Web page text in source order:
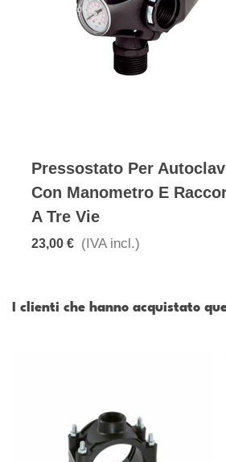
Pressostato Per
Con Manometro E
A Tre Vie
23,00 € (IVA incl.)
I clienti che hanno acquistato